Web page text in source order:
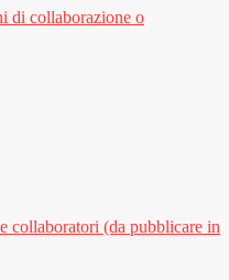
di collaborazione o
collaboratori (da pubblicare in